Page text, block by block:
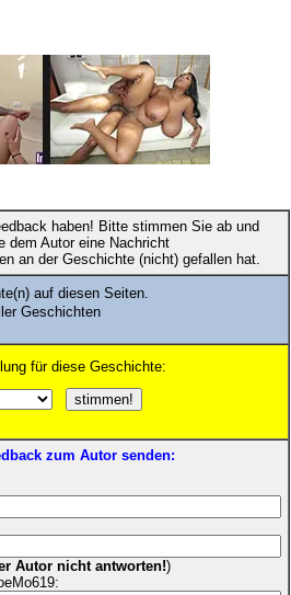
haben! Bitte stimmen Sie ab und
dem Autor eine Nachricht
an der Geschichte (nicht) gefallen hat.
auf diesen Seiten.
Geschichten
für diese Geschichte:
zum Autor senden:
Autor nicht antworten!)